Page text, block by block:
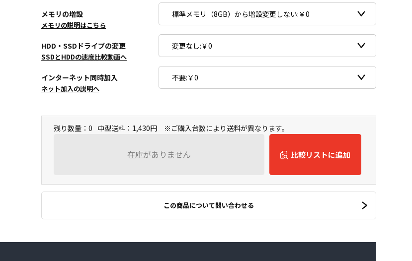
メモリの増設
メモリの説明はこちら
HDD・SSDドライブの変更
SSDとHDDの速度比較動画へ
インターネット同時加入
ネット加入の説明へ
残り数量：0 中型送料：1,430円 ※ご購入台数により送料が異なります。
在庫がありません 比較リストに追加
この商品について問い合わせる